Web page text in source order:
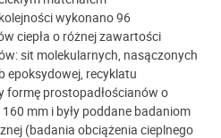
wykonano 96
ciepła o różnej zawartości
sit molekularnych, nasączonych
epoksydowej, recyklatu
formę prostopadłościanów o
mm i były poddane badaniom
(badania obciążenia cieplnego